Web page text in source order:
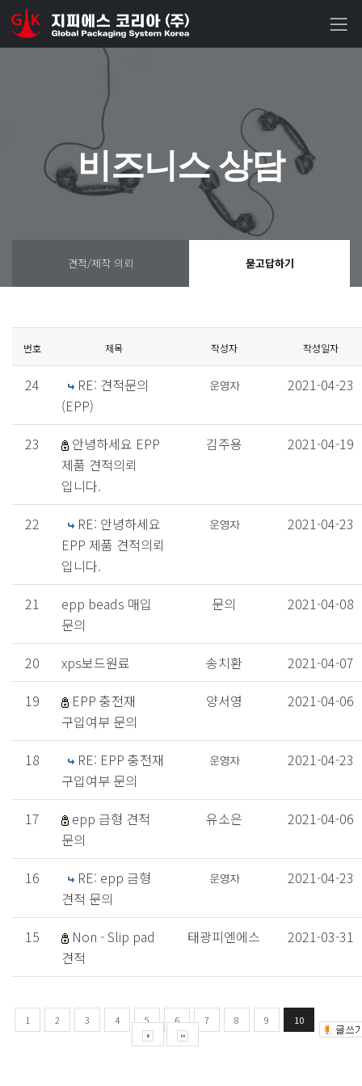
비즈니스 상담
견적/제작 의뢰 묻고답하기
번호 제목 작성자 작성일자
24
RE: 견적문의
(EPP)
2021-04-23
23
안녕하세요 EPP
제품 견적의뢰
입니다.
김주용 2021-04-19
22
RE: 안녕하세요
EPP 제품 견적의뢰
입니다.
2021-04-23
21
epp beads 매입
문의
문의 2021-04-08
20 xps보드원료 송치환
2021-04-07
19
EPP 충전재
구입여부 문의
양서영 2021-04-06
18
RE: EPP 충전재
구입여부 문의
2021-04-23
17
epp 금형 견적
문의
유소은 2021-04-06
16
RE: epp 금형
견적 문의
2021-04-23
15
Non - Slip pad
견적
태광피엔에스 2021-03-31
1 2 3 4 5 6 7 8 9 10